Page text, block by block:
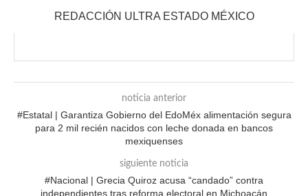
REDACCIÓN ULTRA ESTADO MÉXICO
noticia anterior
#Estatal | Garantiza Gobierno del EdoMéx alimentación segura
para 2 mil recién nacidos con leche donada en bancos
mexiquenses
siguiente noticia
#Nacional | Grecia Quiroz acusa “candado” contra
independientes tras reforma electoral en Michoacán